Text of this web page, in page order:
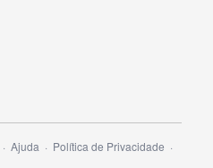
Ajuda
Política de Privacidade